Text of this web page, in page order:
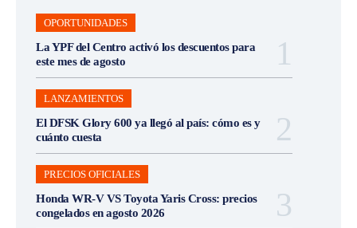
OPORTUNIDADES
La YPF del Centro activó los descuentos para
este mes de agosto
LANZAMIENTOS
El DFSK Glory 600 ya llegó al país: cómo es y
cuánto cuesta
PRECIOS OFICIALES
Honda WR-V VS Toyota Yaris Cross: precios
congelados en agosto 2026